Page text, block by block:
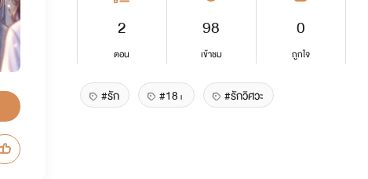
2
ตอน
98
เข้าชม
0
ถูกใจ
#รัก #18+ #รักวิศวะ